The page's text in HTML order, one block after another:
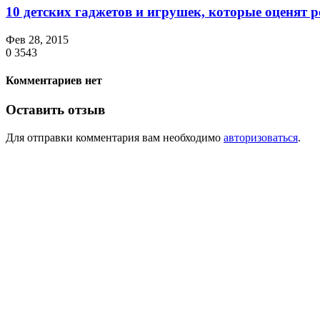
10 детских гаджетов и игрушек, которые оценят
Фев 28, 2015
0 3543
Комментариев нет
Оставить отзыв
Для отправки комментария вам необходимо авторизоваться.